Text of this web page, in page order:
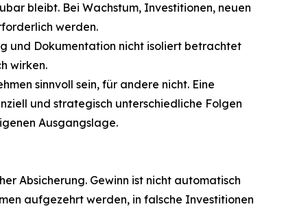
bleibt. Bei Wachstum, Investitionen, neuen
werden.
und Dokumentation nicht isoliert betrachtet
wirken.
sinnvoll sein, für andere nicht. Eine
und strategisch unterschiedliche Folgen
Ausgangslage.
Absicherung. Gewinn ist nicht automatisch
aufgezehrt werden, in falsche Investitionen